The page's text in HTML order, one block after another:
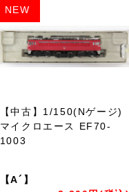
NEW
【中古】1/150(Nゲージ)
マイクロエース EF70-
1003
【A´】